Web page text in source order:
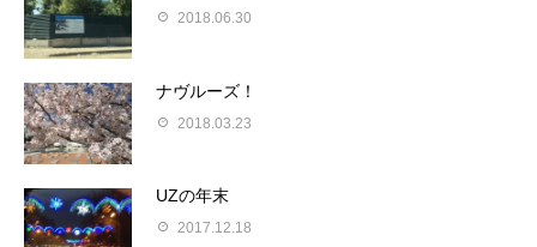
2018.06.30
ナヴルーズ！
2018.03.23
UZの年末
2017.12.18